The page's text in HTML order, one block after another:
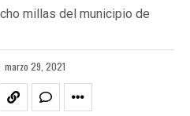
millas del municipio de
marzo 29, 2021